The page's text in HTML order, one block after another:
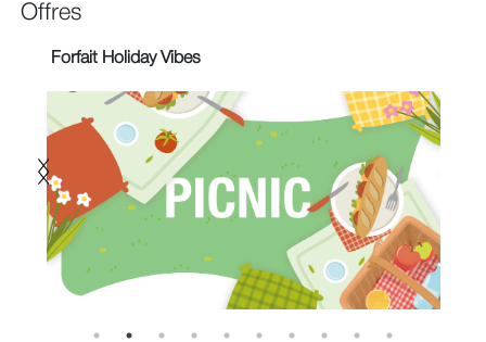
Offres
Forfait Holiday Vibes